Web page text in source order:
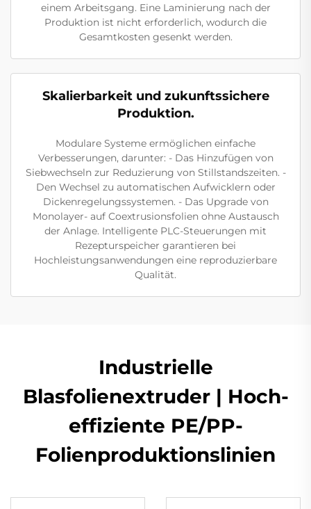
einem Arbeitsgang. Eine Laminierung nach der
Produktion ist nicht erforderlich, wodurch die
Gesamtkosten gesenkt werden.
Skalierbarkeit und zukunftssichere
Produktion.
Modulare Systeme ermöglichen einfache
Verbesserungen, darunter: - Das Hinzufügen von
Siebwechseln zur Reduzierung von Stillstandszeiten. -
Den Wechsel zu automatischen Aufwicklern oder
Dickenregelungssystemen. - Das Upgrade von
Monolayer- auf Coextrusionsfolien ohne Austausch
der Anlage. Intelligente PLC-Steuerungen mit
Rezepturspeicher garantieren bei
Hochleistungsanwendungen eine reproduzierbare
Qualität.
Industrielle
Blasfolienextruder | Hoch-
effiziente PE/PP-
Folienproduktionslinien